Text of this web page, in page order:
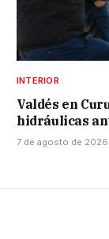
INTERIOR
Valdés en
hidráulicas
7 de agosto de 2026